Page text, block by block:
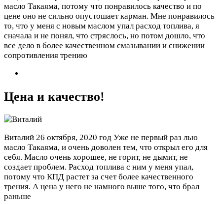
масло Такаяма, потому что понравилось качество и по
цене оно не сильно опустошает карман. Мне понравилось
то, что у меня с новым маслом упал расход топлива, я
сначала и не понял, что стряслось, но потом дошло, что
все дело в более качественном смазывании и снижении
сопротивления трению
Цена и качество!
Виталий 26 октября, 2020 год Уже не первый раз лью
масло Такаяма, и очень доволен тем, что открыл его для
себя. Масло очень хорошее, не горит, не дымит, не
создает проблем. Расход топлива с ним у меня упал,
потому что КПД растет за счет более качественного
трения. А цена у него не намного выше того, что брал
раньше